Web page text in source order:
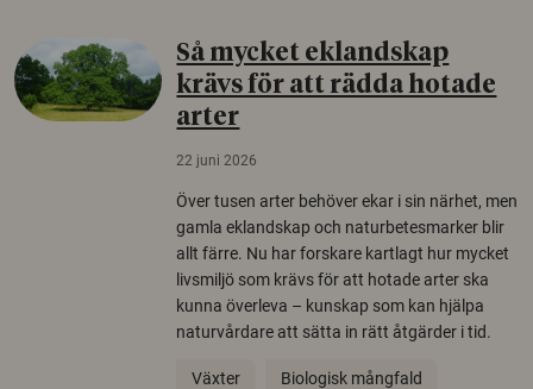
Så mycket eklandskap
krävs för att rädda hotade
arter
22 juni 2026
Över tusen arter behöver ekar i sin närhet, men
gamla eklandskap och naturbetesmarker blir
allt färre. Nu har forskare kartlagt hur mycket
livsmiljö som krävs för att hotade arter ska
kunna överleva – kunskap som kan hjälpa
naturvårdare att sätta in rätt åtgärder i tid.
Växter Biologisk mångfald